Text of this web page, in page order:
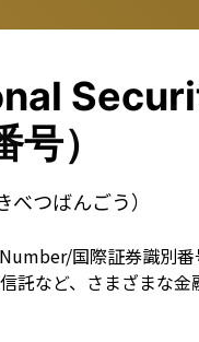
）
つばんごう）
国際証券識別番
託など、さまざまな